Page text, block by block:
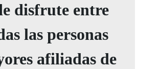
disfrute entre
las personas
afiliadas de